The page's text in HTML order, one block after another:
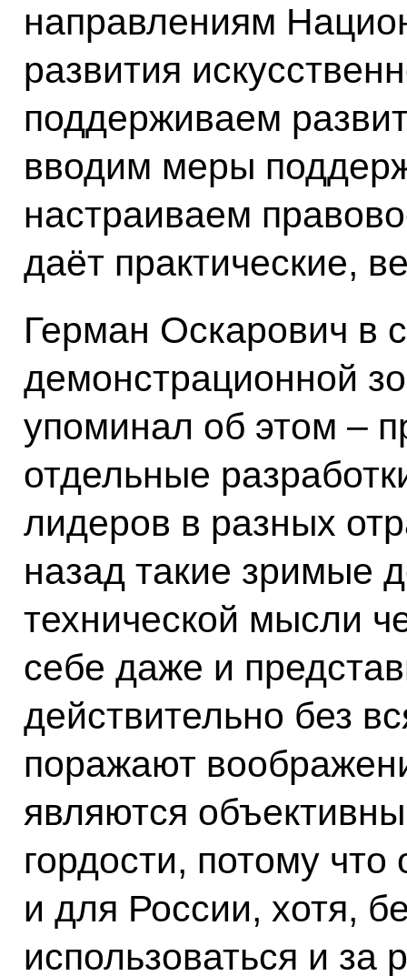
направлениям
развития
поддерживаем
вводим меры
настраиваем
даёт практические,
Герман Оскарович в
демонстрационной
упоминал об этом –
отдельные
лидеров в разных
назад такие зримые
технической мысли
себе даже и
действительно без
поражают
являются
гордости, потому
и для России, хотя,
использоваться и